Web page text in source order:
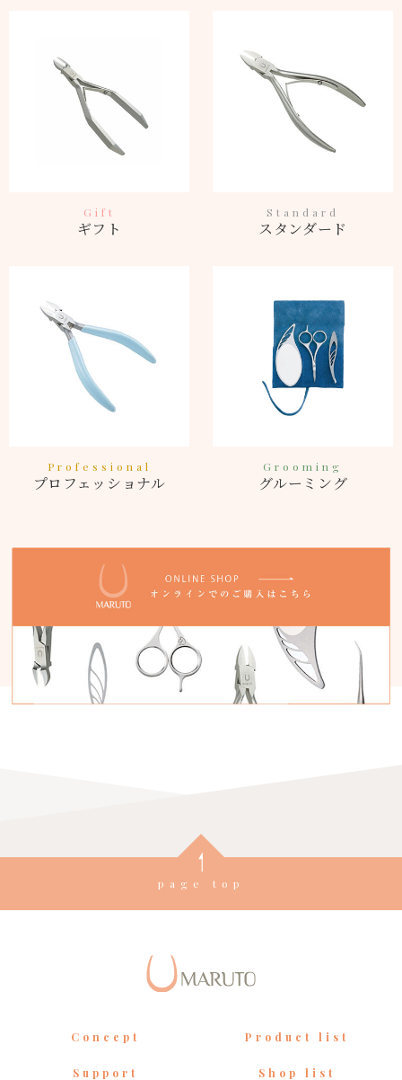
Gift
ギフト
Standard
スタンダード
Professional
プロフェッショナル
Grooming
グルーミング
page top
Concept Product list
Support Shop list